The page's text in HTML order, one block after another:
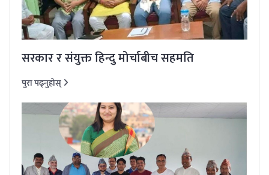
सरकार र संयुक्त हिन्दु मोर्चाबीच सहमति
पुरा पढ्नुहोस्